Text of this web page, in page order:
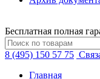
Бесплатная полная
8 (495) 150 57 75
Главная